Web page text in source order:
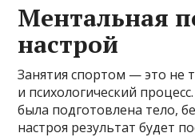
Ментальная
настрой
Занятия спортом — это не
и психологический
была подготовлена тело,
настроя результат будет